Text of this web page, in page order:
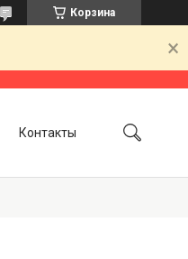
Корзина
Контакты